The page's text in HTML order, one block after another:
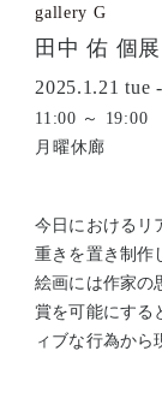
gallery G
田中 佑 個
2025.1.21 tue
11:00 ～ 19:00
月曜休廊
今日におけるリ
重きを置き制作
絵画には作家の
賞を可能にする
ィブな行為から